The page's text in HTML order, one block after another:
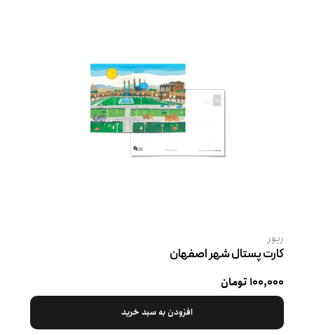
ریور
کارت پستال شهر اصفهان
۱۰۰,۰۰۰ تومان
افزودن به سبد خرید